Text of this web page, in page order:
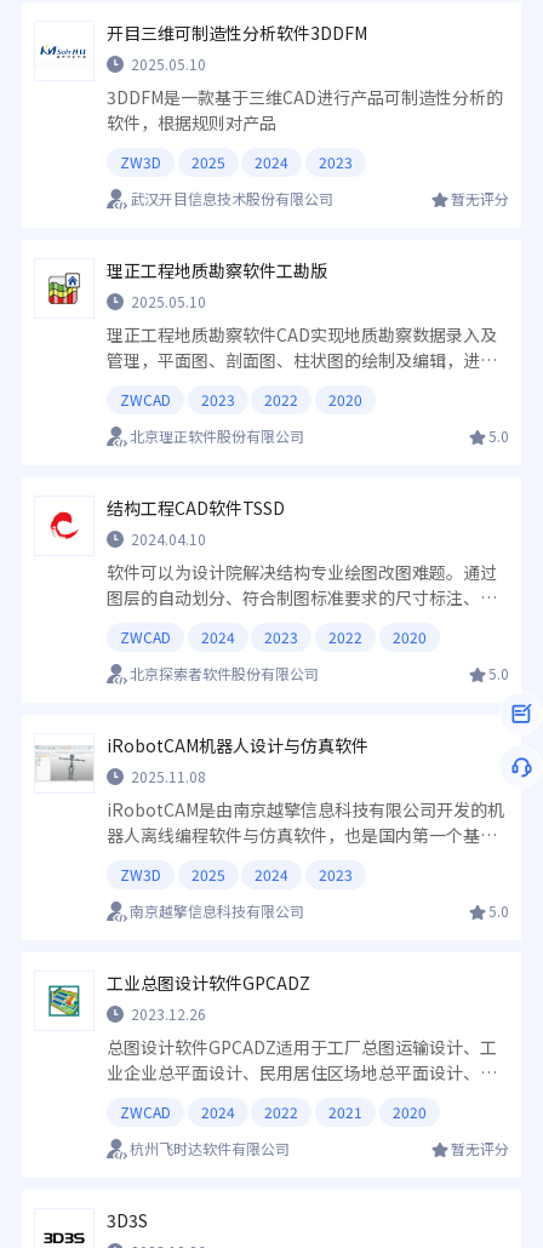
开目三维可制造性分析软件3DDFM
2025.05.10
3DDFM是一款基于三维CAD进行产品可制造性分析的
软件，根据规则对产品
ZW3D 2025 2024
2023
武汉开目信息技术股份有限公司
暂无评分
理正工程地质勘察软件工勘版
2025.05.10
理正工程地质勘察软件CAD实现地质勘察数据录入及
管理，平面图、剖面图、柱状图的绘制及编辑，进行
ZWCAD 2023 2022
2020
北京理正软件股份有限公司
5.0
结构工程CAD软件TSSD
2024.04.10
软件可以为设计院解决结构专业绘图改图难题。通过
图层的自动划分、符合制图标准要求的尺寸标注、方
筋绘制等功能，帮助设计院提高绘图的水平和提升图
纸质量，达到标准化、精细化绘图要求。
ZWCAD 2024 2023 2022
2020
北京探索者软件股份有限公司
5.0
iRobotCAM机器人设计与仿真软件
2025.11.08
iRobotCAM是由南京越擎信息科技有限公司开发的机
器人离线编程软件与仿真软件，也是国内第一个基于
程软件，是集产线机电概念设计以及机器人加工编程
仿真，虚拟调试等一体的数字化解决方案。
ZW3D 2025 2024
2023
南京越擎信息科技有限公司
5.0
工业总图设计软件GPCADZ
2023.12.26
总图设计软件GPCADZ适用于工厂总图运输设计、工
业企业总平面设计、民用居住区场地总平面设计、修
计领域，为场地总图设计部门提供一套完整、智能
化、自动化的解决方案，内容覆盖场地总图设计的各
ZWCAD 2024 2022 2021
2020
杭州飞时达软件有限公司
暂无评分
3D3S